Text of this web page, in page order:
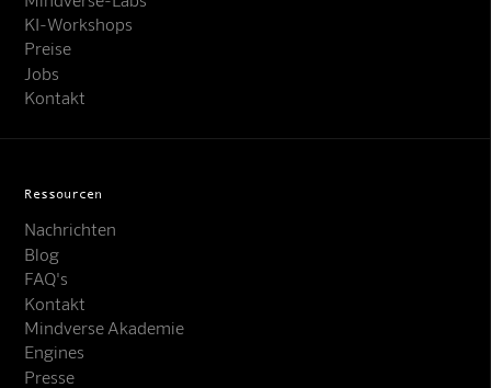
Online · KI-Assistent
KI-Workshops
Preise
Jobs
Kontakt
Ressourcen
Nachrichten
Blog
FAQ's
Kontakt
Mindverse Akademie
Engines
Presse